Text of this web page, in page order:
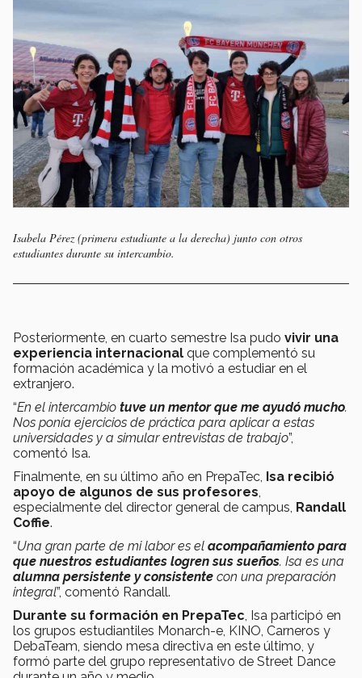
Isabela Pérez (primera estudiante a la derecha) junto con otros
estudiantes durante su intercambio.
Posteriormente, en cuarto semestre Isa pudo vivir una
experiencia internacional que complementó su
formación académica y la motivó a estudiar en el
extranjero.
“En el intercambio tuve un mentor que me ayudó mucho.
Nos ponía ejercicios de práctica para aplicar a estas
universidades y a simular entrevistas de trabajo”,
comentó Isa.
Finalmente, en su último año en PrepaTec, Isa recibió
apoyo de algunos de sus profesores
especialmente del director general de campus, Randall
Coffie.
“Una gran parte de mi labor es el acompañamiento para
que nuestros estudiantes logren sus sueños. Isa es una
alumna persistente y consistente con una preparación
integral”, comentó Randall.
Durante su formación en PrepaTec , Isa participó en
los grupos estudiantiles Monarch-e, KINO, Carneros y
DebaTeam, siendo mesa directiva en este último, y
formó parte del grupo representativo de Street Dance